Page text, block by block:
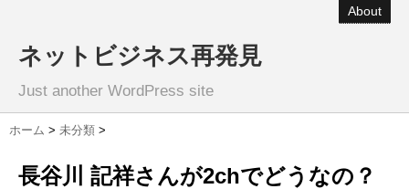
About
ネットビジネス再発見
Just another WordPress site
ホーム > 未分類 >
長谷川 記祥さんが2chでどうなの？